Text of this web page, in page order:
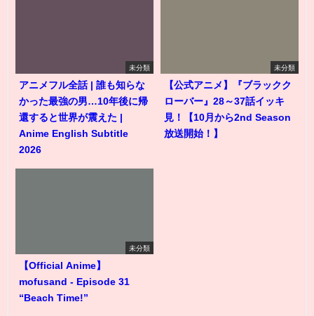
未分類
アニメフル全話 | 誰も知らな
かった最強の男…10年後に帰
還すると世界が震えた |
Anime English Subtitle
2026
未分類
【公式アニメ】『ブラックク
ローバー』28～37話イッキ
見！【10月から2nd Season
放送開始！】
未分類
【Official Anime】
mofusand - Episode 31
“Beach Time!”